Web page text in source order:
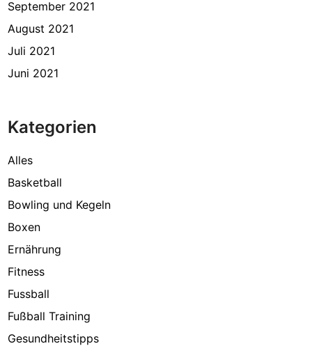
September 2021
August 2021
Juli 2021
Juni 2021
Kategorien
Alles
Basketball
Bowling und Kegeln
Boxen
Ernährung
Fitness
Fussball
Fußball Training
Gesundheitstipps